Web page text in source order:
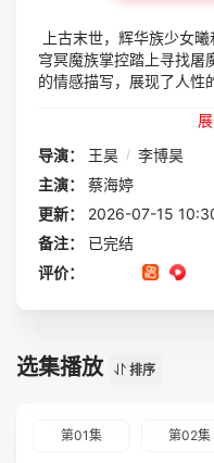
上古末世，辉华族少女
穹冥魔族掌控踏上寻找屠
的情感描写，展现了人性
导演：
王昊 / 李博昊
主演：
蔡海婷
更新：
2026-07-15
备注：
已完结
评价：
选集播放 排序
第01集 第02集